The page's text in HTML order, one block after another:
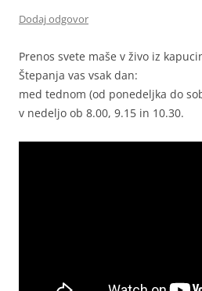
Dodaj odgovor
Prenos svete maše v živo iz
Štepanja vas vsak dan:
med tednom (od ponedeljka do
v nedeljo ob 8.00, 9.15 in 10.30.